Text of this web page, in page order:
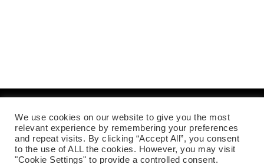
Mentions légales
We use cookies on our website to give you the most
relevant experience by remembering your preferences
and repeat visits. By clicking “Accept All”, you consent
to the use of ALL the cookies. However, you may visit
"Cookie Settings" to provide a controlled consent.